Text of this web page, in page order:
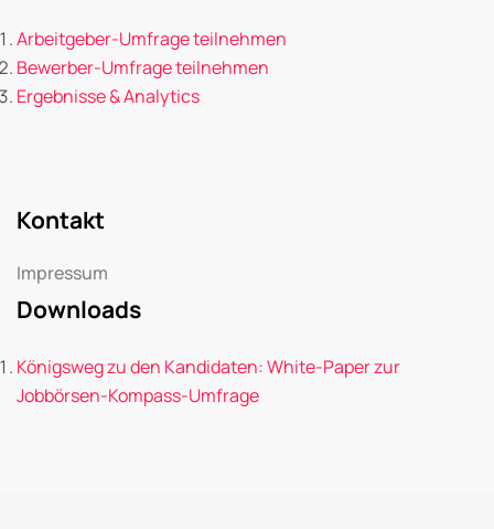
Arbeitgeber-Umfrage teilnehmen
Bewerber-Umfrage teilnehmen
Ergebnisse & Analytics
Kontakt
Impressum
Downloads
Königsweg zu den Kandidaten: White-Paper zur
Jobbörsen-Kompass-Umfrage